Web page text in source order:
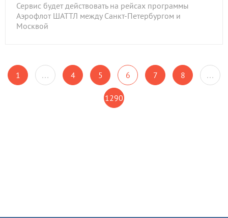
Сервис будет действовать на рейсах программы
Аэрофлот ШАТТЛ между Санкт-Петербургом и
Москвой
1 … 4 5 6 7 8 …
1290